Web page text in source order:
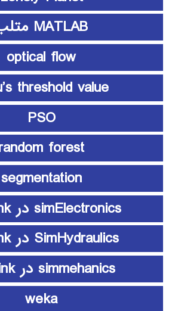
MATLAB متلب
optical flow
threshold value
PSO
forest
segmentation
simElectronics در Simulink
SimHydraulics در simulink
simmehanics در simulink
weka